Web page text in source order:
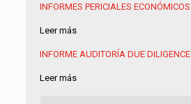
INFORMES PERICIALES ECONÓMICOS
Leer más
INFORME AUDITORÍA DUE DILIGENCE
Leer más